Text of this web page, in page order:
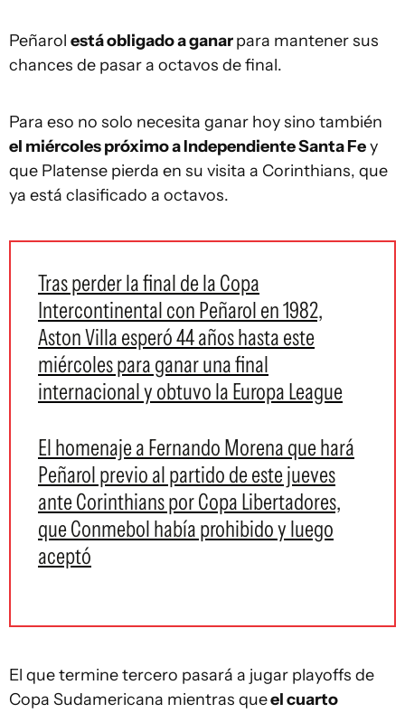
Peñarol está obligado a ganarpara mantener sus
chances de pasar a octavos de final.
Para eso no solo necesita ganar hoy sino también
el miércoles próximo a Independiente Santa Fey
que Platense pierda en su visita a Corinthians, que
ya está clasificado a octavos.
Tras perder la final de la Copa
Intercontinental con Peñarol en 1982,
Aston Villa esperó 44 años hasta este
miércoles para ganar una final
internacional y obtuvo la Europa League
El homenaje a Fernando Morena que hará
Peñarol previo al partido de este jueves
ante Corinthians por Copa Libertadores,
que Conmebol había prohibido y luego
aceptó
El que termine tercero pasará a jugar playoffs de
Copa Sudamericana mientras queel cuarto